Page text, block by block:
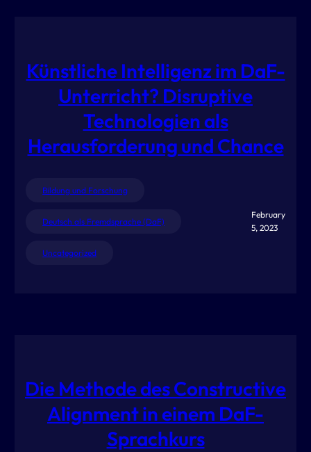
Künstliche Intelligenz im DaF-
Unterricht? Disruptive
Technologien als
Herausforderung und Chance
Bildung und Forschung
Deutsch als Fremdsprache (DaF)
Uncategorized
February
5, 2023
Die Methode des Constructive
Alignment in einem DaF-
Sprachkurs